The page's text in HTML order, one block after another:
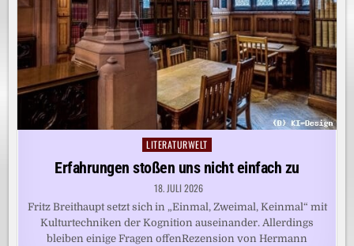
Posted
in
LITERATURWELT
Erfahrungen stoßen uns nicht einfach zu
18. JULI 2026
Fritz Breithaupt setzt sich in „Einmal, Zweimal, Keinmal“ mit
Kulturtechniken der Kognition auseinander. Allerdings
bleiben einige Fragen offenRezension von Hermann